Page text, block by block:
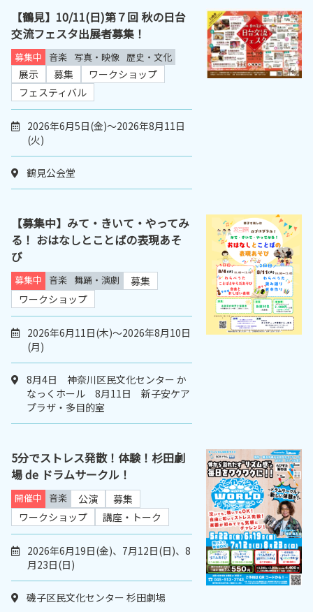
【鶴見】10/11(日)第７回 秋の日台
交流フェスタ出展者募集！
募集中 音楽 写真・映像 歴史・文化
展示 募集
ワークショップ
フェスティバル
2026年6月5日(金)～2026年8月11日
(火)
鶴見公会堂
【募集中】みて・きいて・やってみ
る！ おはなしとことばの表現あそ
び
募集中 音楽 舞踊・演劇
募集
ワークショップ
2026年6月11日(木)～2026年8月10日
(月)
8月4日 神奈川区民文化センター か
なっくホール 8月11日 新子安ケア
プラザ・多目的室
5分でストレス発散！体験！杉田劇
場 de ドラムサークル！
開催中 音楽 公演
募集
ワークショップ
講座・トーク
2026年6月19日(金)、7月12日(日)、8
月23日(日)
磯子区民文化センター 杉田劇場